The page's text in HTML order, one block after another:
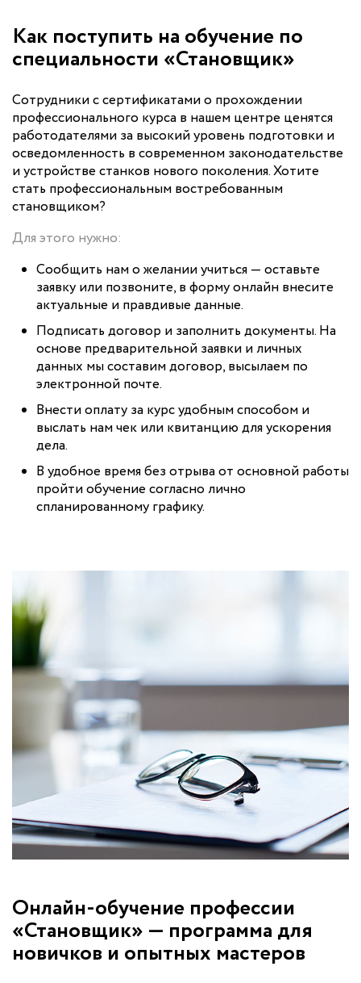
Как поступить на обучение по
специальности «Становщик»
Сотрудники с сертификатами о прохождении
профессионального курса в нашем центре ценятся
работодателями за высокий уровень подготовки и
осведомленность в современном законодательстве
и устройстве станков нового поколения. Хотите
стать профессиональным востребованным
становщиком?
Для этого нужно:
Сообщить нам о желании учиться — оставьте
заявку или позвоните, в форму онлайн внесите
актуальные и правдивые данные.
Подписать договор и заполнить документы. На
основе предварительной заявки и личных
данных мы составим договор, высылаем по
электронной почте.
Внести оплату за курс удобным способом и
выслать нам чек или квитанцию для ускорения
дела.
В удобное время без отрыва от основной работы
пройти обучение согласно лично
спланированному графику.
Онлайн-обучение профессии
«Становщик» — программа для
новичков и опытных мастеров